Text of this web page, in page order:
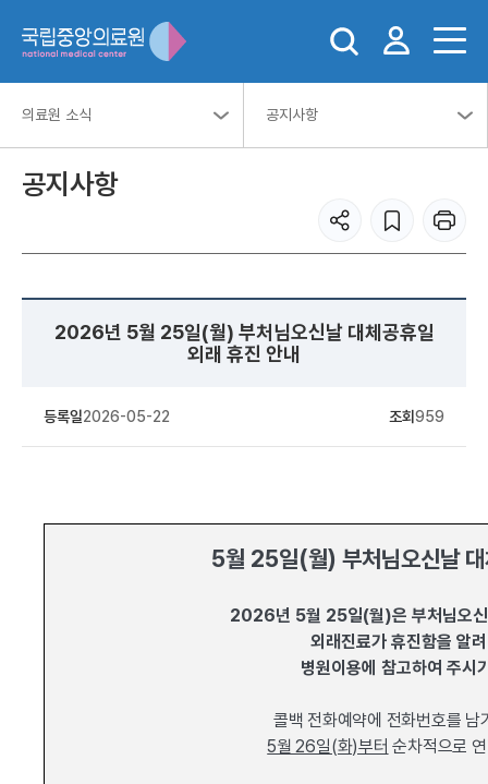
의료원 소식 공지사항
공지사항
2026년 5월 25일(월) 부처님오신날 대체공휴일
외래 휴진 안내
등록일2026-05-22 조회959
5월 25일(월) 부처님오신날 대
2026년 5월 25일(월)은 부처님오신
외래진료가 휴진함을 알
병원이용에 참고하여 주시
콜백 전화예약에 전화번호를 남
5월 26일(화)부터 순차적으로